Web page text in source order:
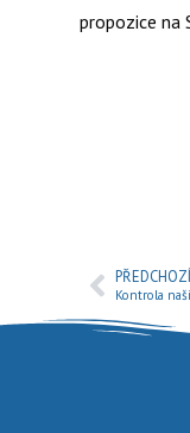
propozice na
PŘEDCHOZÍ
Kontrola